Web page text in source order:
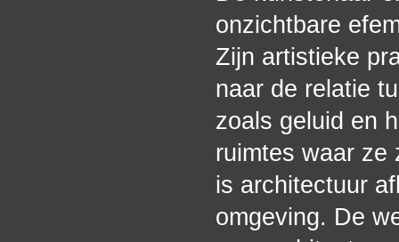
onzichtbare
Zijn artistieke
naar de relatie
zoals geluid en
ruimtes waar ze
is architectuur
omgeving. De